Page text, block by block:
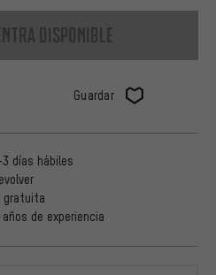
disponible
Guardar
días hábiles
gratuita
de experiencia